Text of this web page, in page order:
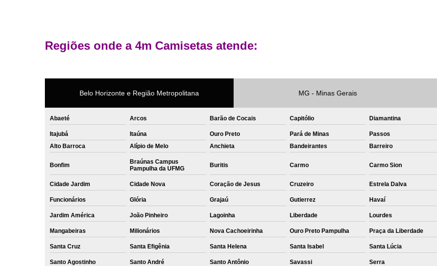
Private Label Camisetas
Private Label de Camisetas
Sublimação de Camisetas
Sublimação de Estampa em
Sublimação em Camisetas de
Sublimação em Tecido
Sublimação para Camisetas
Regiões onde a 4m Camisetas atende:
Belo Horizonte e Região Metropolitana MG - Minas Gerais
Abaeté Arcos Barão de Cocais Capitólio Diamantina
Itajubá Itaúna Ouro Preto Pará de Minas Passos
Alto Barroca
Alípio de Melo Anchieta Bandeirantes Barreiro
Bonfim
Braúnas Campus
Pampulha da UFMG
Buritis Carmo Carmo Sion
Cidade Jardim Cidade Nova Coração de Jesus Cruzeiro Estrela Dalva
Funcionários Glória Grajaú Gutierrez Havaí
Jardim América João Pinheiro Lagoinha Liberdade Lourdes
Mangabeiras Milionários Nova Cachoeirinha Ouro Preto Pampulha Praça da Liberdade
Santa Cruz Santa Efigênia Santa Helena Santa Isabel Santa Lúcia
Santo Agostinho Santo André Santo Antônio Savassi Serra